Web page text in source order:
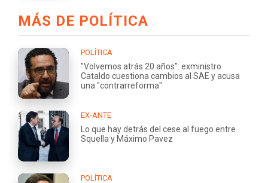
MÁS DE POLÍTICA
POLÍTICA
"Volvemos atrás 20 años": exministro
Cataldo cuestiona cambios al SAE y acusa
una "contrarreforma"
EX-ANTE
Lo que hay detrás del cese al fuego entre
Squella y Máximo Pavez
POLÍTICA